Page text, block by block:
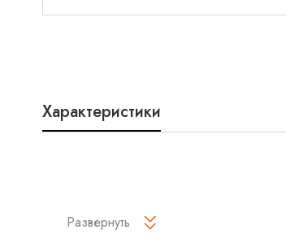
Характеристики
Развернуть